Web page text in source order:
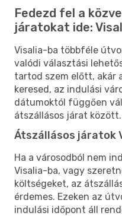
Fedezd fel a
járatokat ide:
Visalia-ba többféle
valódi választási
tartod szem előtt, akár
keresed, az indulási
dátumoktól függően
átszállásos járat között.
Átszállásos járatok
Ha a városodból nem
Visalia-ba, vagy
költségeket, az
érdemes. Ezeken az
indulási időpont áll